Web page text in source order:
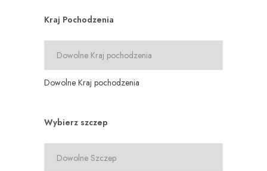
Kraj Pochodzenia
Dowolne Kraj pochodzenia
Wybierz szczep